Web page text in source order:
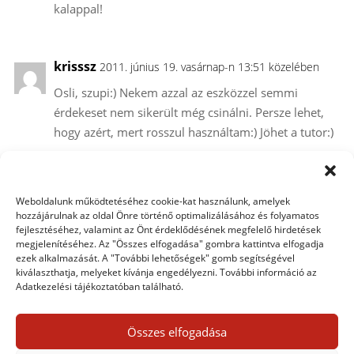
Weboldalunk működtetéséhez cookie-kat használunk, amelyek
hozzájárulnak az oldal Önre történő optimalizálásához és folyamatos
fejlesztéséhez, valamint az Önt érdeklődésének megfelelő hirdetések
megjelenítéséhez. Az "Összes elfogadása" gombra kattintva elfogadja
ezek alkalmazását. A "További lehetőségek" gomb segítségével
kiválaszthatja, melyeket kívánja engedélyezni. További információ az
Adatkezelési tájékoztatóban található.
Összes elfogadása
kalappal!
krisssz 2011. június 19. vasárnap-n 13:51 közelében
Osli, szupi:) Nekem azzal az eszközzel semmi
érdekeset nem sikerült még csinálni. Persze lehet,
hogy azért, mert rosszul használtam:) Jöhet a tutor:)
Már látok sok-sok különbséget, bár természetesen
csak gyakorlással fogom tudni elsajátítani!!! Az
oktatóm is annak idején azt mondta, hogy vezetni,
csak vezetve lehet megtanulni:-))) Köszönöm,
Krisssz, szuper!!!